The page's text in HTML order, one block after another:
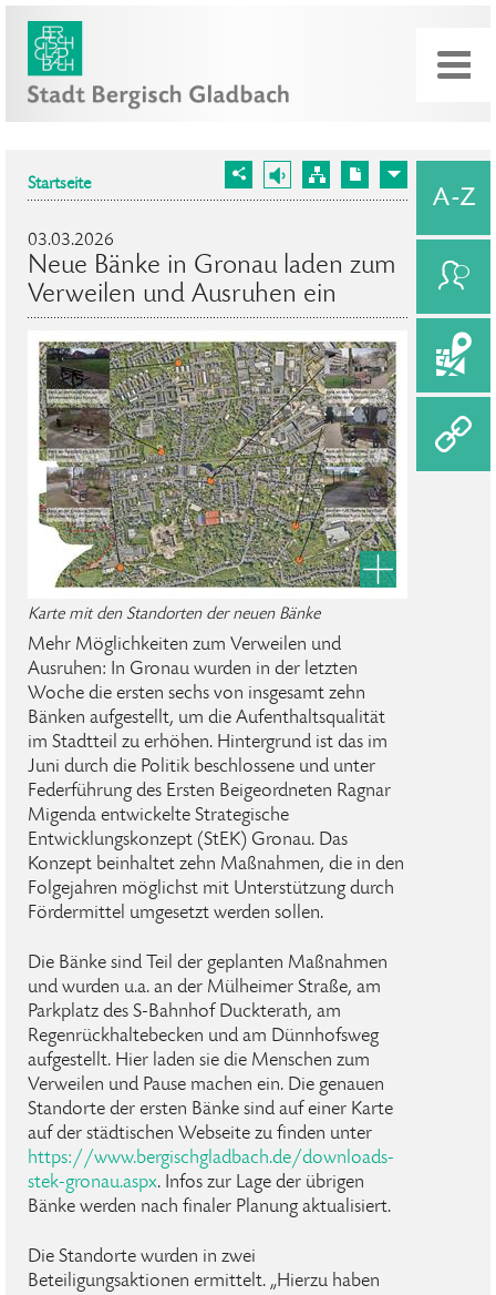
Startseite
03.03.2026
Neue Bänke in Gronau laden zum
Verweilen und Ausruhen ein
Karte mit den Standorten der neuen Bänke
Mehr Möglichkeiten zum Verweilen und
Ausruhen: In Gronau wurden in der letzten
Woche die ersten sechs von insgesamt zehn
Bänken aufgestellt, um die Aufenthaltsqualität
im Stadtteil zu erhöhen. Hintergrund ist das im
Juni durch die Politik beschlossene und unter
Federführung des Ersten Beigeordneten Ragnar
Migenda entwickelte Strategische
Entwicklungskonzept (StEK) Gronau. Das
Konzept beinhaltet zehn Maßnahmen, die in den
Folgejahren möglichst mit Unterstützung durch
Fördermittel umgesetzt werden sollen.
Die Bänke sind Teil der geplanten Maßnahmen
und wurden u.a. an der Mülheimer Straße, am
Parkplatz des S-Bahnhof Duckterath, am
Regenrückhaltebecken und am Dünnhofsweg
aufgestellt. Hier laden sie die Menschen zum
Verweilen und Pause machen ein. Die genauen
Standorte der ersten Bänke sind auf einer Karte
auf der städtischen Webseite zu finden unter
https://www.bergischgladbach.de/downloads-
stek-gronau.aspx. Infos zur Lage der übrigen
Bänke werden nach finaler Planung aktualisiert.
Die Standorte wurden in zwei
Beteiligungsaktionen ermittelt. „Hierzu haben